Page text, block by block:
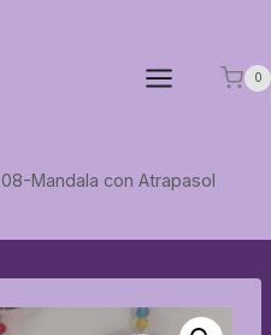
0
08-Mandala con Atrapasol